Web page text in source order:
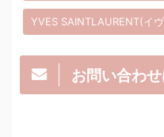
YVES SAINTLAURENT(イ
お問い合わ